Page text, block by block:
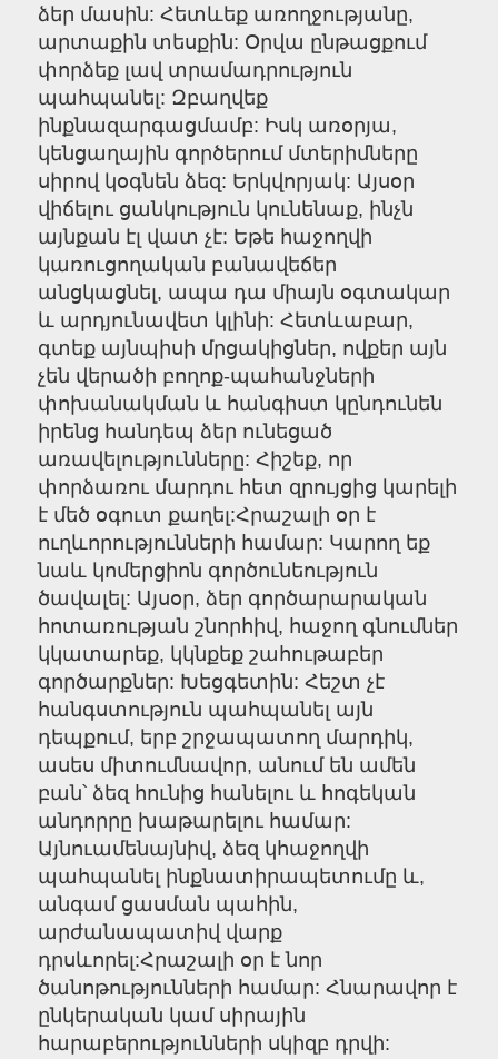
ձեր մասին: Հետևեք առողջությանը,
արտաքին տեսքին: Օրվա ընթացքում
փորձեք լավ տրամադրություն
պահպանել: Զբաղվեք
ինքնազարգացմամբ: Իսկ առօրյա,
կենցաղային գործերում մտերիմները
սիրով կօգնեն ձեզ: Երկվորյակ: Այսօր
վիճելու ցանկություն կունենաք, ինչն
այնքան էլ վատ չէ: Եթե հաջողվի
կառուցողական բանավեճեր
անցկացնել, ապա դա միայն օգտակար
և արդյունավետ կլինի: Հետևաբար,
գտեք այնպիսի մրցակիցներ, ովքեր այն
չեն վերածի բողոք-պահանջների
փոխանակման և հանգիստ կընդունեն
իրենց հանդեպ ձեր ունեցած
առավելությունները: Հիշեք, որ
փորձառու մարդու հետ զրույցից կարելի
է մեծ օգուտ քաղել:Հրաշալի օր է
ուղևորությունների համար: Կարող եք
նաև կոմերցիոն գործունեություն
ծավալել: Այսօր, ձեր գործարարական
հոտառության շնորհիվ, հաջող գնումներ
կկատարեք, կկնքեք շահութաբեր
գործարքներ: Խեցգետին: Հեշտ չէ
հանգստություն պահպանել այն
դեպքում, երբ շրջապատող մարդիկ,
ասես միտումնավոր, անում են ամեն
բան՝ ձեզ հունից հանելու և հոգեկան
անդորրը խաթարելու համար:
Այնուամենայնիվ, ձեզ կհաջողվի
պահպանել ինքնատիրապետումը և,
անգամ ցասման պահին,
արժանապատիվ վարք
դրսևորել:Հրաշալի օր է նոր
ծանոթությունների համար: Հնարավոր է
ընկերական կամ սիրային
հարաբերությունների սկիզբ դրվի: